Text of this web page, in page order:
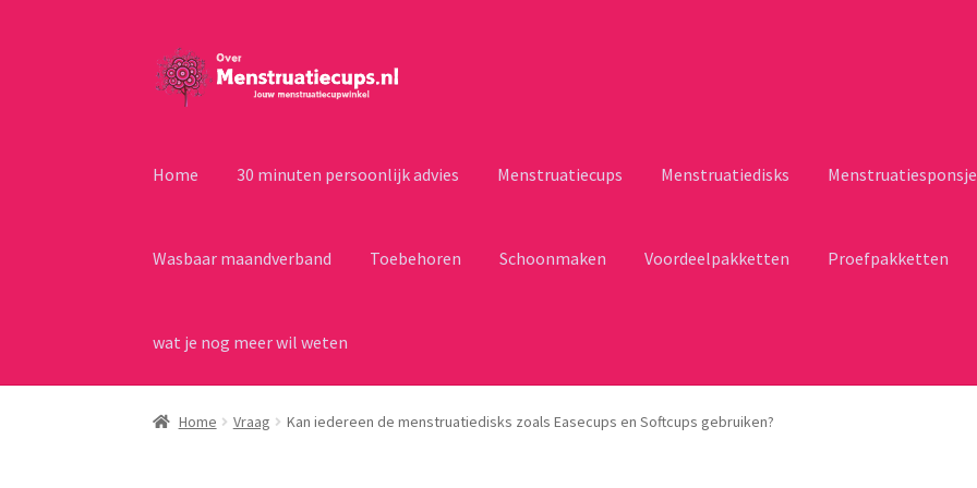
Ga
door
naar
Ga
naar
Home 30 minuten persoonlijk advies Menstruatiecups Menstruatiedisks
Wasbaar maandverband Toebehoren Schoonmaken Voordeelpakketten Proefpakketten
wat je nog meer wil weten
Home Vraag Kan iedereen de menstruatiedisks zoals Easecups en Softcups gebruiken?